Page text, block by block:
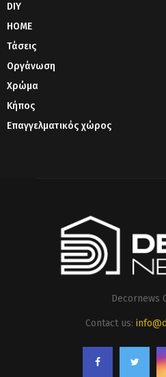
DIY
HOME
Τάσεις
Οργάνωση
Χρώμα
Κήπος
Επαγγελματικός χώρος
Decornews
Contact us: